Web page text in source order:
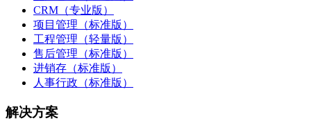
CRM（专业版）
项目管理（标准版）
工程管理（轻量版）
售后管理（标准版）
进销存（标准版）
人事行政（标准版）
解决方案